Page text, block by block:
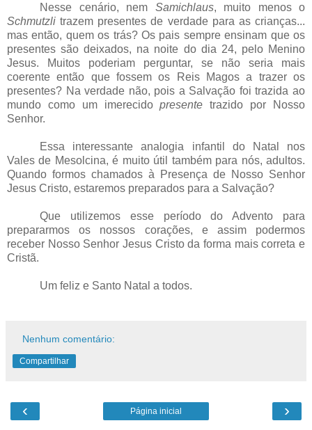
Nesse cenário, nem Samichlaus, muito menos o
Schmutzlitrazem presentes de verdade para as crianças...
mas então, quem os trás? Os pais sempre ensinam que os
presentes são deixados, na noite do dia 24, pelo Menino
Jesus. Muitos poderiam perguntar, se não seria mais
coerente então que fossem os Reis Magos a trazer os
presentes? Na verdade não, pois a Salvação foi trazida ao
mundo como um imerecidopresente trazido por Nosso
Senhor.
Essa interessante analogia infantil do Natal nos
Vales de Mesolcina, é muito útil também para nós, adultos.
Quando formos chamados à Presença de Nosso Senhor
Jesus Cristo, estaremos preparados para a Salvação?
Que utilizemos esse período do Advento para
prepararmos os nossos corações, e assim podermos
receber Nosso Senhor Jesus Cristo da forma mais correta e
Cristã.
Um feliz e Santo Natal a todos.
Nenhum comentário:
Compartilhar
‹ ›
Página inicial